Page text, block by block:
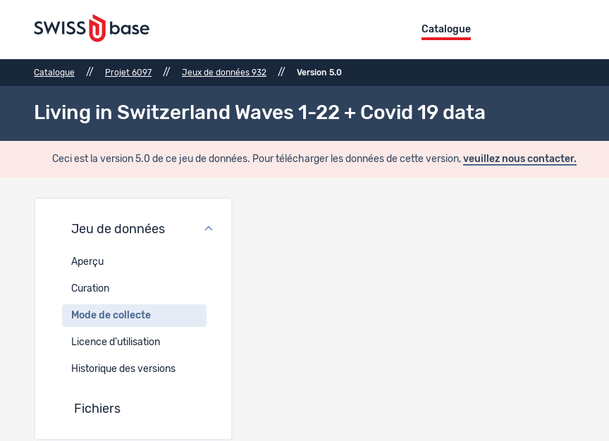
Catalogue
Catalogue // Projet 6097 // Jeux de données 932 // Version 5.0
Living in Switzerland Waves 1-22 + Covid 19 data
Ceci est la version 5.0 de ce jeu de données. Pour télécharger les données de cette version, veuillez nous contacter.
Jeu de données
Aperçu
Curation
Mode de collecte
Licence d’utilisation
Historique des versions
Fichiers